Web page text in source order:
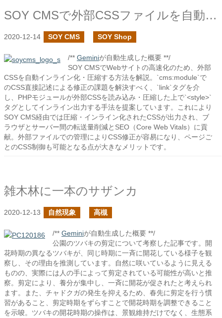
SOY CMSで外部CSSファイルを自動でインライン化する
2020-12-14 SOY CMS SOY Shop
/** Geminiが自動生成した概要 **/
SOY CMSでWebサイトの高速化のため、外部
CSSを自動インライン化・圧縮する方法を解説。`cms:module`で
のCSS直接記述による修正の課題を解決すべく、`link`タグを介
し、PHPモジュールが外部CSSを読み込み・圧縮した上で`<style>`
タグとしてインライン出力する手法を提案しています。これにより
SOY CMS経由では圧縮・インライン化されたCSSが出力され、ブ
ラウザとサーバー間の転送量削減とSEO（Core Web Vitals）に貢
献。外部ファイルでの管理によりCSS修正が容易になり、ページご
とのCSS制御も可能となる点が大きなメリットです。
雑木林に一本のサザンカ
2020-12-13 自然現象 高槻
/** Geminiが自動生成した概要 **/
公園のツバキの剪定について考察した記事です。開
花時期の異なるツバキが、同じ時期に一斉に開花している様子を観
察し、その理由を推測しています。自然に咲いているように見える
ものの、実際には人の手によって剪定されている可能性が高いと推
察。剪定により、養分が集中し、一斉に開花が促されたと考えられ
ます。また、チャドクガの発生を抑えるため、春先に剪定を行う慣
習があること、剪定時期をずらすことで開花時期を調整できること
を示唆。ツバキの開花時期の操作は、景観維持だけでなく、生態系